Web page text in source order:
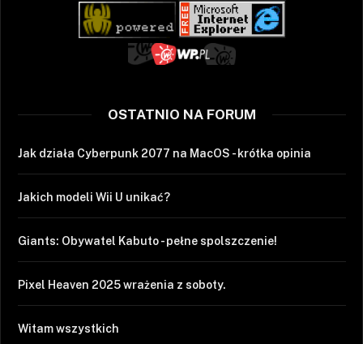
OSTATNIO NA FORUM
Jak działa Cyberpunk 2077 na MacOS - krótka opinia
Jakich modeli Wii U unikać?
Giants: Obywatel Kabuto - pełne spolszczenie!
Pixel Heaven 2025 wrażenia z soboty.
Witam wszystkich